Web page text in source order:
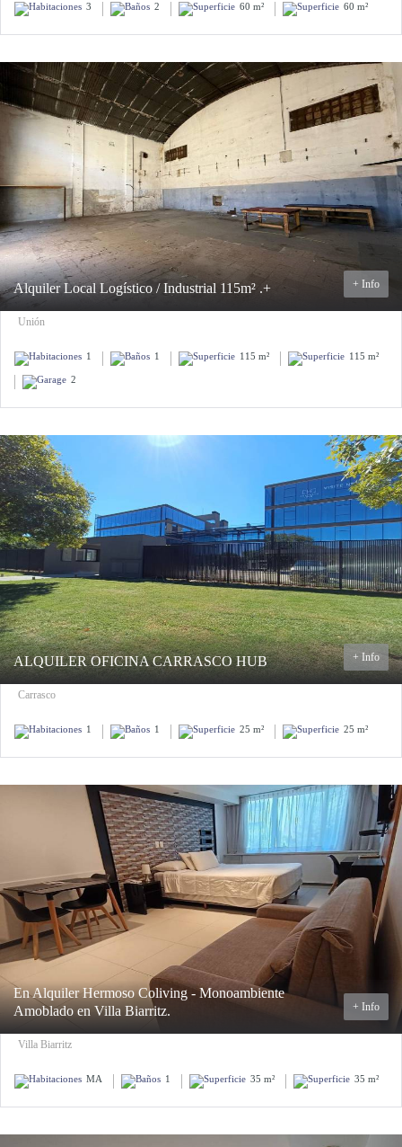
3 2 60 m² 60 m²
Alquiler Local Logístico / Industrial 115m² .+ + Info
Unión
1 1 115 m² 115 m²
2
ALQUILER OFICINA CARRASCO HUB + Info
Carrasco
1 1 25 m² 25 m²
En Alquiler Hermoso Coliving - Monoambiente
Amoblado en Villa Biarritz.
+ Info
Villa Biarritz
MA 1 35 m² 35 m²